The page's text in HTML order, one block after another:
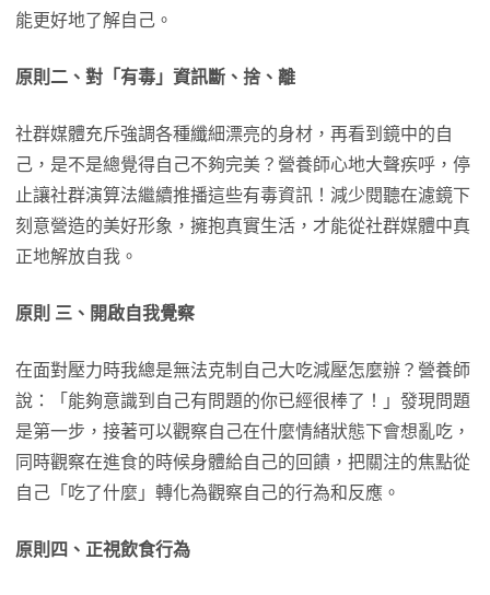
能更好地了解自己。
原則二、對「有毒」資訊斷、捨、離
社群媒體充斥強調各種纖細漂亮的身材，再看到鏡中的自
己，是不是總覺得自己不夠完美？營養師心地大聲疾呼，停
止讓社群演算法繼續推播這些有毒資訊！減少閱聽在濾鏡下
刻意營造的美好形象，擁抱真實生活，才能從社群媒體中真
正地解放自我。
原則 三、開啟自我覺察
在面對壓力時我總是無法克制自己大吃減壓怎麼辦？營養師
說：「能夠意識到自己有問題的你已經很棒了！」發現問題
是第一步，接著可以觀察自己在什麼情緒狀態下會想亂吃，
同時觀察在進食的時候身體給自己的回饋，把關注的焦點從
自己「吃了什麼」轉化為觀察自己的行為和反應。
原則四、正視飲食行為